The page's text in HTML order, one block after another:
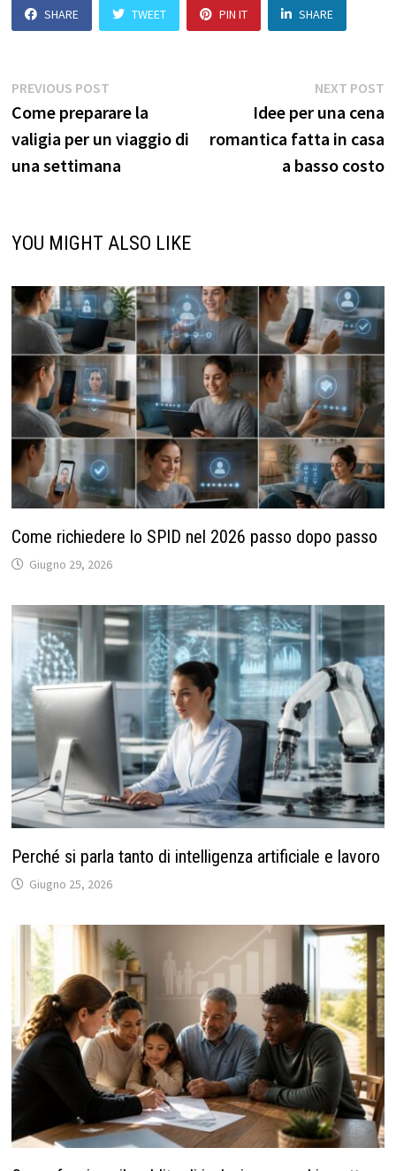
SHARE TWEET PIN IT SHARE
Navigazione
articoli
PREVIOUS POSTPrevious
post:
Come preparare la
valigia per un viaggio di
una settimana
NEXT POST
Idee per una cena
romantica fatta in casa
a basso costo
YOU MIGHT ALSO LIKE
Come richiedere lo SPID nel 2026 passo dopo passo
Giugno 29, 2026
Perché si parla tanto di intelligenza artificiale e lavoro
Giugno 25, 2026